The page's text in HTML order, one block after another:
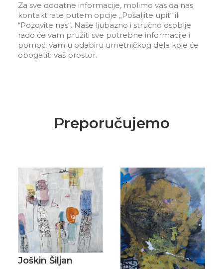
Za sve dodatne informacije, molimo vas da nas
kontaktirate putem opcije „Pošaljite upit“ ili
“Pozovite nas“. Naše ljubazno i stručno osoblje
rado će vam pružiti sve potrebne informacije i
pomoći vam u odabiru umetničkog dela koje će
obogatiti vaš prostor.
Preporučujemo
Joškin Šiljan